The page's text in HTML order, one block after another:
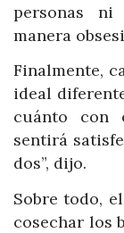
personas
manera
Finalmente,
ideal
cuánto con
sentirá
dos”, dijo.
Sobre todo,
cosechar los